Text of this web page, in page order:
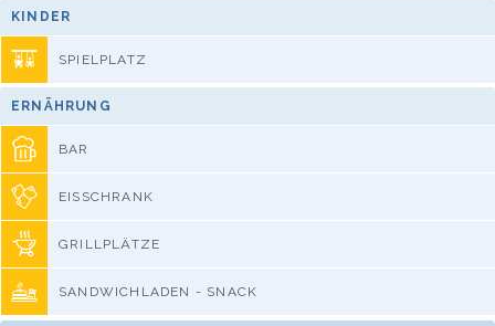
KINDER
SPIELPLATZ
ERNÄHRUNG
BAR
EISSCHRANK
GRILLPLÄTZE
SANDWICHLADEN - SNACK